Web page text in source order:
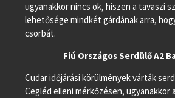
ugyanakkor nincs ok, hiszen a tavaszi
lehetősége mindkét gárdának arra,
csorbát.
Fiú Országos Serdülő A2
Cudar időjárási körülmények várták
Cegléd elleni mérkőzésen, ugyanakkor